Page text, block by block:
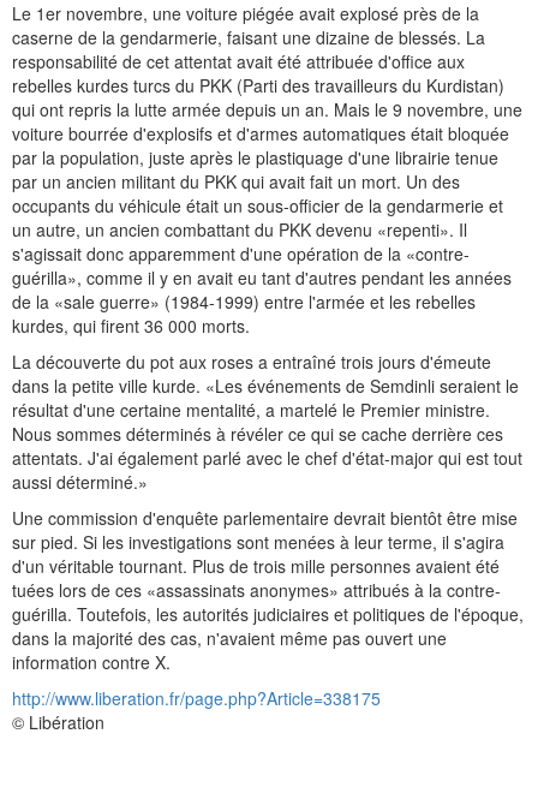
Le 1er novembre, une voiture piégée avait explosé près de la
caserne de la gendarmerie, faisant une dizaine de blessés. La
responsabilité de cet attentat avait été attribuée d'office aux
rebelles kurdes turcs du PKK (Parti des travailleurs du Kurdistan)
qui ont repris la lutte armée depuis un an. Mais le 9 novembre, une
voiture bourrée d'explosifs et d'armes automatiques était bloquée
par la population, juste après le plastiquage d'une librairie tenue
par un ancien militant du PKK qui avait fait un mort. Un des
occupants du véhicule était un sous-officier de la gendarmerie et
un autre, un ancien combattant du PKK devenu «repenti». Il
s'agissait donc apparemment d'une opération de la «contre-
guérilla», comme il y en avait eu tant d'autres pendant les années
de la «sale guerre» (1984-1999) entre l'armée et les rebelles
kurdes, qui firent 36 000 morts.
La découverte du pot aux roses a entraîné trois jours d'émeute
dans la petite ville kurde. «Les événements de Semdinli seraient le
résultat d'une certaine mentalité, a martelé le Premier ministre.
Nous sommes déterminés à révéler ce qui se cache derrière ces
attentats. J'ai également parlé avec le chef d'état-major qui est tout
aussi déterminé.»
Une commission d'enquête parlementaire devrait bientôt être mise
sur pied. Si les investigations sont menées à leur terme, il s'agira
d'un véritable tournant. Plus de trois mille personnes avaient été
tuées lors de ces «assassinats anonymes» attribués à la contre-
guérilla. Toutefois, les autorités judiciaires et politiques de l'époque,
dans la majorité des cas, n'avaient même pas ouvert une
information contre X.
http://www.liberation.fr/page.php?Article=338175
© Libération